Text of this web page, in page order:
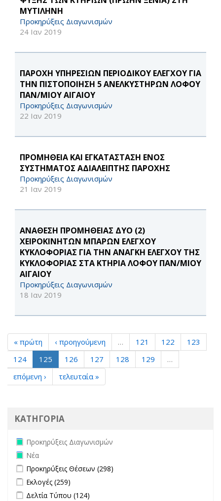
ΜΥΤΙΛΗΝΗ
Προκηρύξεις Διαγωνισμών
24 Ιαν 2019
ΠΑΡΟΧΗ ΥΠΗΡΕΣΙΩΝ ΠΕΡΙΟΔΙΚΟΥ ΕΛΕΓΧΟΥ ΓΙΑ
ΤΗΝ ΠΙΣΤΟΠΟΙΗΣΗ 5 ΑΝΕΛΚΥΣΤΗΡΩΝ ΛΟΦΟΥ
ΠΑΝ/ΜΙΟΥ ΑΙΓΑΙΟΥ
Προκηρύξεις Διαγωνισμών
22 Ιαν 2019
ΠΡΟΜΗΘΕΙΑ ΚΑΙ ΕΓΚΑΤΑΣΤΑΣΗ ΕΝΟΣ
ΣΥΣΤΗΜΑΤΟΣ ΑΔΙΑΛΕΙΠΤΗΣ ΠΑΡΟΧΗΣ
Προκηρύξεις Διαγωνισμών
21 Ιαν 2019
ΑΝΑΘΕΣΗ ΠΡΟΜΗΘΕΙΑΣ ΔΥΟ (2)
ΧΕΙΡΟΚΙΝΗΤΩΝ ΜΠΑΡΩΝ ΕΛΕΓΧΟΥ
ΚΥΚΛΟΦΟΡΙΑΣ ΓΙΑ ΤΗΝ ΑΝΑΓΚΗ ΕΛΕΓΧΟΥ ΤΗΣ
ΚΥΚΛΟΦΟΡΙΑΣ ΣΤΑ ΚΤΗΡΙΑ ΛΟΦΟΥ ΠΑΝ/ΜΙΟΥ
ΑΙΓΑΙΟΥ
Προκηρύξεις Διαγωνισμών
18 Ιαν 2019
« πρώτη ‹ προηγούμενη … 121 122
123
124
125 126 127 128 129
…
επόμενη ›
τελευταία »
ΚΑΤΗΓΟΡΙΑ
Remove Προκηρύξεις Διαγωνισμών filter
Προκηρύξεις Διαγωνισμών
Remove Νέα filter
Νέα
Apply Προκηρύξεις Θέσεων filter
Προκηρύξεις Θέσεων (298)
Apply Εκλογές filter
Εκλογές (259)
Apply Δελτία Τύπου filter
Δελτία Τύπου (124)